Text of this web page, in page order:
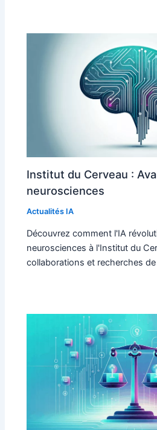
Institut du Cerveau :
neurosciences
Actualités IA
Découvrez comment l'IA
neurosciences à l'Institut du
collaborations et recherches